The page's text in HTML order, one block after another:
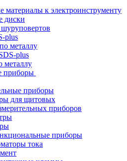
материалы к электроинструменту
диски
plus
металлу
plus
металлу
приборы
приборы
для щитовых
приборов
приборы
тока